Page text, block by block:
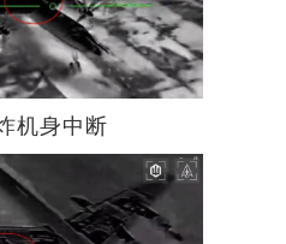
机身中断